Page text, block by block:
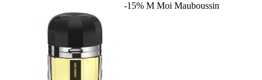
-15% M Moi Mauboussin